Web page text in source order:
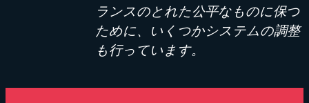
ランスのとれた公平なものに保つ
ために、いくつかシステムの調整
も行っています。